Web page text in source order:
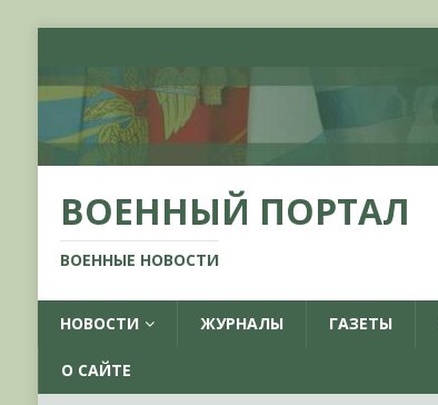
ВОЕННЫЙ ПОРТАЛ
ВОЕННЫЕ НОВОСТИ
НОВОСТИ ЖУРНАЛЫ ГАЗЕТЫ
О САЙТЕ